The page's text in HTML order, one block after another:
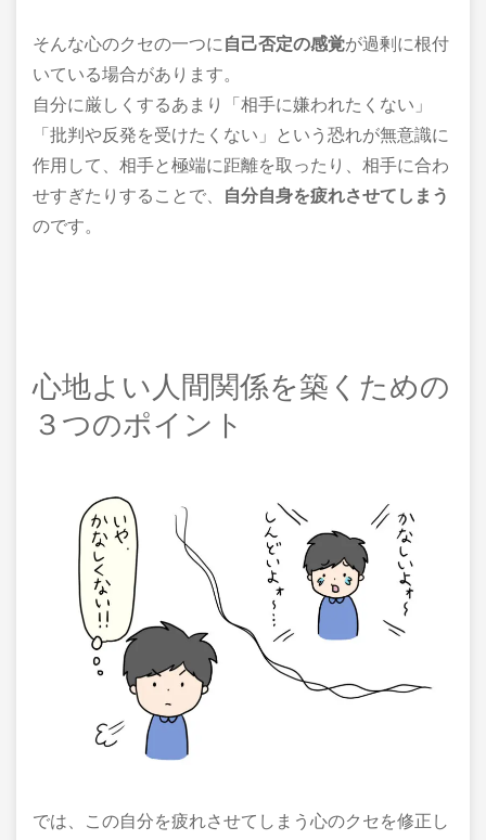
そんな心のクセの一つに 自己否定の感覚が過剰に根付
いている場合があります。
自分に厳しくするあまり「相手に嫌われたくない」
「批判や反発を受けたくない」という恐れが無意識に
作用して、相手と極端に距離を取ったり、相手に合わ
せすぎたりすることで、
自分自身を疲れさせてしまう
のです。
心地よい人間関係を築くための
３つのポイント
では、この自分を疲れさせてしまう心のクセを修正し